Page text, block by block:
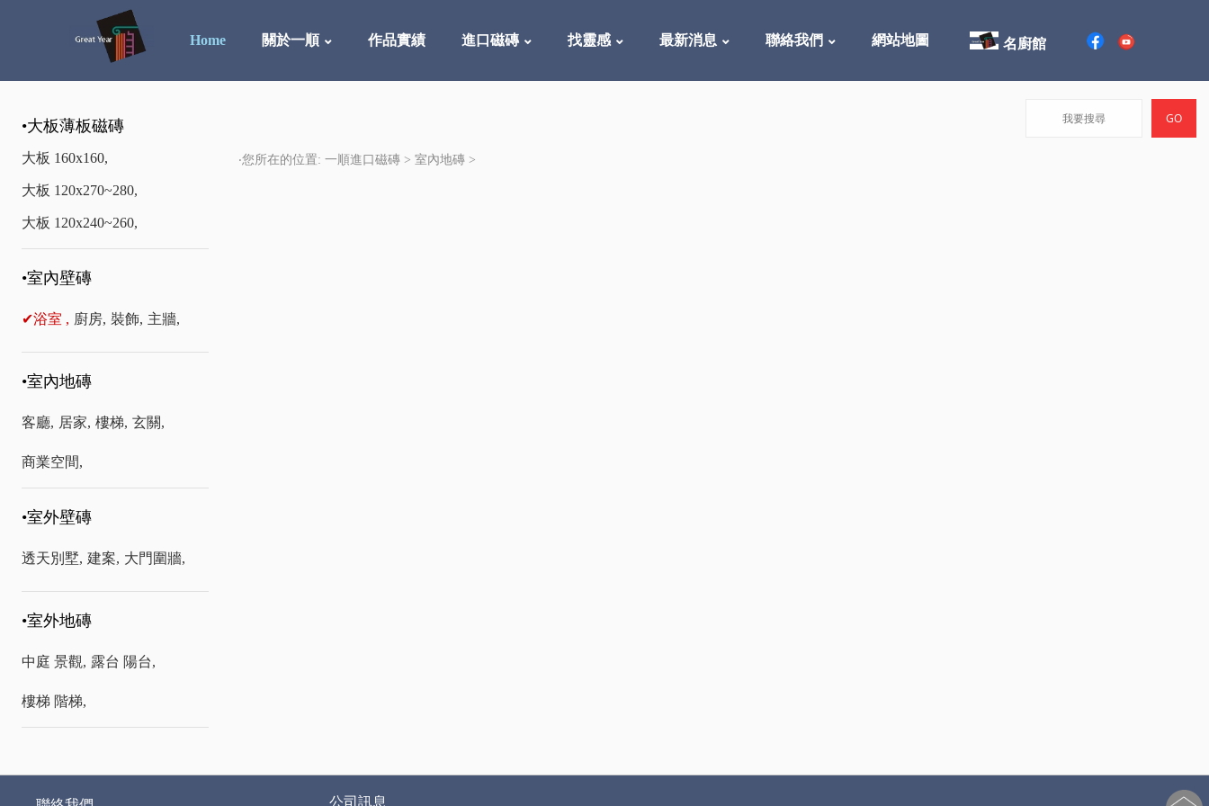
Home 關於一順 作品實績 進口磁磚 找靈感 最新消息 聯絡我們 網站地圖 名廚館
•大板薄板磁磚
大板 160x160,
大板 120x270~280,
大板 120x240~260,
•室內壁磚
✔浴室 , 廚房, 裝飾, 主牆,
•室內地磚
客廳, 居家, 樓梯, 玄關,
商業空間,
•室外壁磚
透天別墅, 建案, 大門圍牆,
•室外地磚
中庭 景觀, 露台 陽台,
樓梯 階梯,
‧您所在的位置: 一順進口磁磚 >室內地磚 >
公司訊息